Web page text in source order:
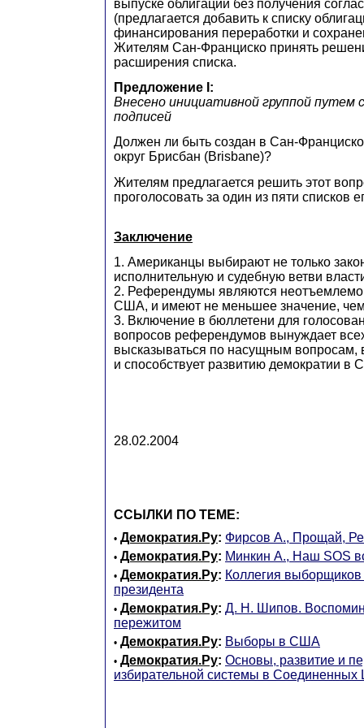
выпуске облигаций без получения
(предлагается добавить к списку
финансирования переработки и
Жителям Сан-Франциско принять
расширения списка.
Предложение I:
Внесено инициативной группой путем
подписей
Должен ли быть создан в Сан-
округ Брисбан (Brisbane)?
Жителям предлагается решить этот
проголосовать за один из пяти списков
Заключение
1. Американцы выбирают не только
исполнительную и судебную ветви
2. Референдумы являются
США, и имеют не меньшее значение,
3. Включение в бюллетени для
вопросов референдумов вынуждает
высказываться по насущным
и способствует развитию демократии в
28.02.2004
ССЫЛКИ ПО ТЕМЕ:
• Демократия.Ру: Фирсов А., Прощай,
• Демократия.Ру: Минкин А., Наш SOS
• Демократия.Ру: Коллегия выборщиков
президента
• Демократия.Ру: Д. Н. Шипов.
пережитом
• Демократия.Ру: Выборы в США
• Демократия.Ру: Основы, развитие и
избирательной системы в Соединенных